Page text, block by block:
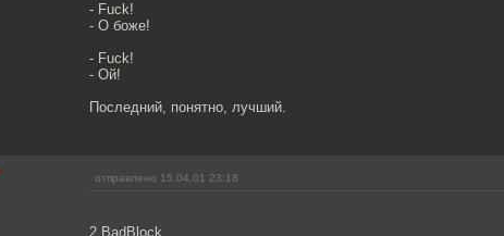
- Fuck!
- О боже!
- Fuck!
- Ой!
Последний, понятно, лучший.
отправлено 15.04.01 23:18
2 BadBlock